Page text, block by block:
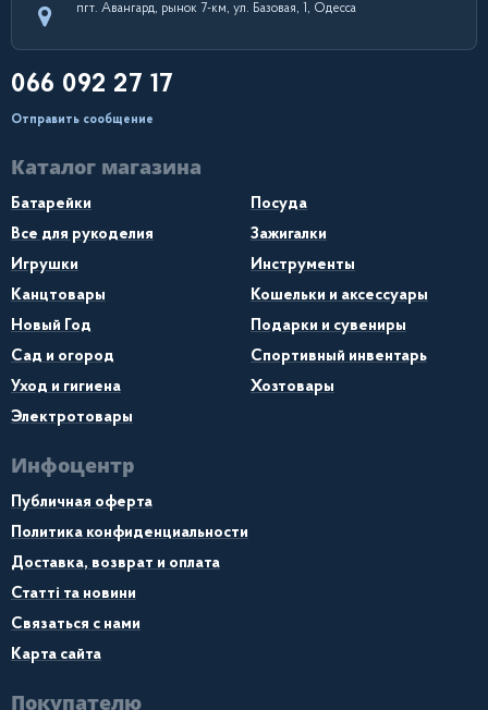
пгт. Авангард, рынок 7-км, ул. Базовая, 1, Одесса
066 092 27 17
Отправить сообщение
Каталог магазина
Батарейки
Посуда
Все для рукоделия
Зажигалки
Игрушки
Инструменты
Канцтовары
Кошельки и аксессуары
Новый Год
Подарки и сувениры
Сад и огород
Спортивный инвентарь
Уход и гигиена
Хозтовары
Электротовары
Инфоцентр
Публичная оферта
Политика конфиденциальности
Доставка, возврат и оплата
Статті та новини
Связаться с нами
Карта сайта
Покупателю